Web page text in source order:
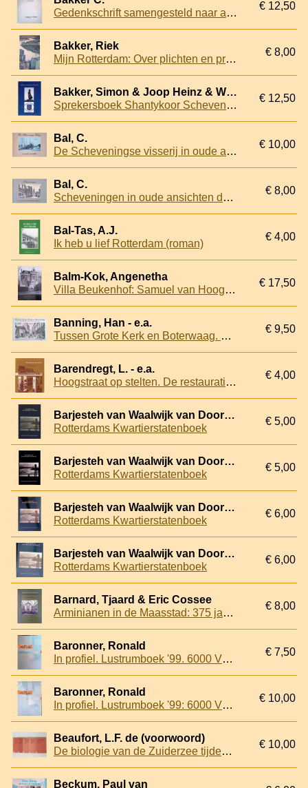
Gedenkschrift samengesteld naar aanleiding van het vijftigjarig bestaan van de vereeniging 1889-1939
€ 12,50
Bakker, Riek
Mijn Rotterdam: Over plichten en privileges van het stadsbestuur: D.G. van Beuningen-lezing 2016
€ 8,00
Bakker, Simon & Joop Heinz & Wil Heinz
Sprekersboek Shantykoor Scheveningen
€ 12,50
Bal, C.
De Scheveningse visserij in oude ansichten
€ 10,00
Bal, C.
Scheveningen in oude ansichten deel 2
€ 8,00
Bal-Tas, A.J.
Ik heb u lief Rotterdam (roman)
€ 4,00
Balm-Kok, Angenetha
Villa Beukenhof: Samuel van Hoogstratensingel 87
€ 17,50
Banning, Han - e.a.
Tussen Grote Kerk en Boterwaag. Plan voor de revitalisering van een historisch gedeelte van de Haagse binnenstad
€ 9,50
Barendregt, L. - e.a.
Hoogstraat op stelten. De restauratie van de kelders onder de Hoogstraat en van de Visbrug te Leiden
€ 4,00
Barjesteh van Waalwijk van Doorn, L.A.F. & drs. L.M. van der Hoeven (onder redactie van)
Rotterdams Kwartierstatenboek
€ 5,00
Barjesteh van Waalwijk van Doorn, L.A.F. & drs. L.M. van der Hoeven (onder redactie van)
Rotterdams Kwartierstatenboek
€ 5,00
Barjesteh van Waalwijk van Doorn, L.A.F. & drs. L.M. van der Hoeven (onder redactie van)
Rotterdams Kwartierstatenboek
€ 6,00
Barjesteh van Waalwijk van Doorn, L.A.F. & L.M. van der Hoeven (redactie)
Rotterdams Kwartierstatenboek
€ 6,00
Barnard, Tjaard & Eric Cossee
Arminianen in de Maasstad: 375 jaar Remonstrantse Gemeente Rotterdam
€ 8,00
Baronner, Ronald
In profiel. Lustrumboek '99. 6000 VCL'ers en hun gebouw
€ 7,50
Baronner, Ronald
In profiel. Lustrumboek '99: 6000 VCL'ers en hun gebouw
€ 10,00
Beaufort, L.F. de (voorwoord)
De biologie van de Zuiderzee tijdens haar drooglegging (5 delen)
€ 10,00
Beckum, Paul van